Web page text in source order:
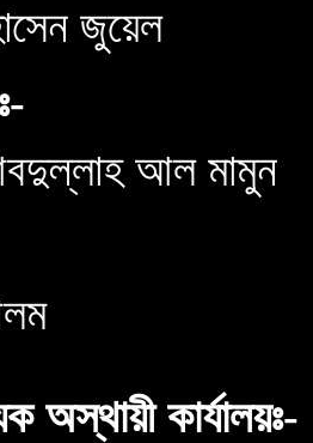
জুয়েল
আল মামুন
অস্থায়ী কার্যালয়ঃ-